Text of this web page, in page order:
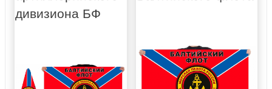
дивизиона БФ